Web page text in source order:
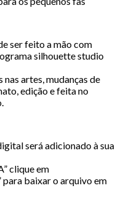
ser feito a mão com
silhouette studio
artes, mudanças de
edição e feita no
será adicionado à sua
clique em
para baixar o arquivo em